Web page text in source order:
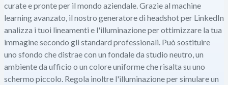
curate e pronte per il mondo aziendale. Grazie al machine
learning avanzato, il nostro generatore di headshot per LinkedIn
analizza i tuoi lineamenti e l'illuminazione per ottimizzare la tua
immagine secondo gli standard professionali. Può sostituire
uno sfondo che distrae con un fondale da studio neutro, un
ambiente da ufficio o un colore uniforme che risalta su uno
schermo piccolo. Regola inoltre l'illuminazione per simulare un